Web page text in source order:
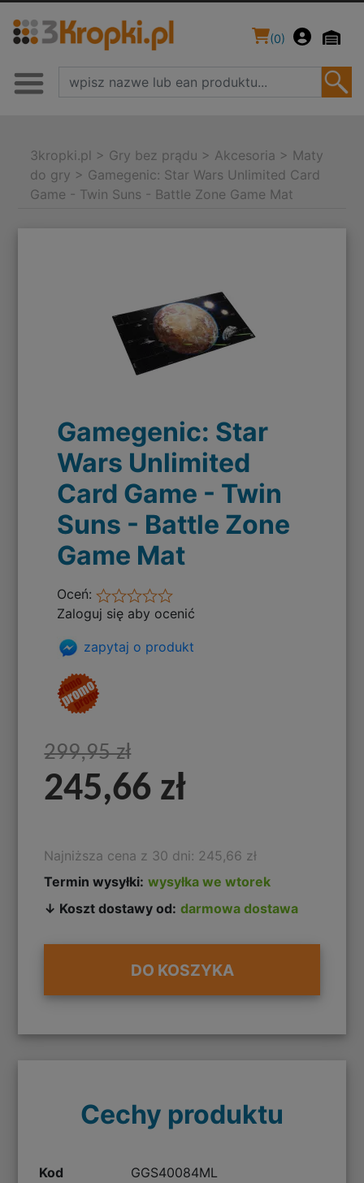
(0)
3kropki.pl > Gry bez prądu > Akcesoria > Maty
do gry > Gamegenic: Star Wars Unlimited Card
Game - Twin Suns - Battle Zone Game Mat
Gamegenic: Star
Wars Unlimited
Card Game - Twin
Suns - Battle Zone
Game Mat
Oceń:
Zaloguj się aby ocenić
zapytaj o produkt
299,95 zł
245,66 zł
Najniższa cena z 30 dni: 245,66 zł
Termin wysyłki: wysyłka we wtorek
↓ Koszt dostawy od: darmowa dostawa
DO KOSZYKA
Cechy produktu
Kod
GGS40084ML